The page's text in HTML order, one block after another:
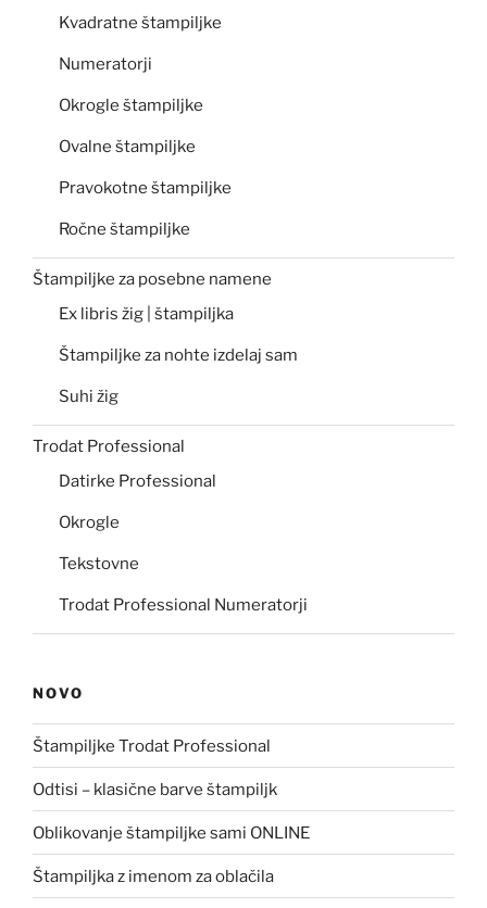
Kvadratne štampiljke
Numeratorji
Okrogle štampiljke
Ovalne štampiljke
Pravokotne štampiljke
Ročne štampiljke
Štampiljke za posebne namene
Ex libris žig | štampiljka
Štampiljke za nohte izdelaj sam
Suhi žig
Trodat Professional
Datirke Professional
Okrogle
Tekstovne
Trodat Professional Numeratorji
NOVO
Štampiljke Trodat Professional
Odtisi – klasične barve štampiljk
Oblikovanje štampiljke sami ONLINE
Štampiljka z imenom za oblačila